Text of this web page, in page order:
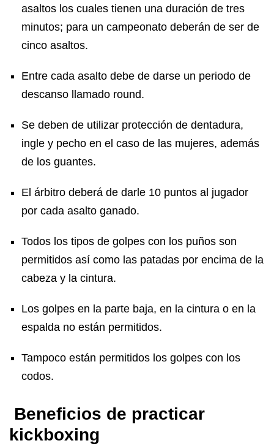
asaltos los cuales tienen una duración de tres
minutos; para un campeonato deberán de ser de
cinco asaltos.
Entre cada asalto debe de darse un periodo de
descanso llamado round.
Se deben de utilizar protección de dentadura,
ingle y pecho en el caso de las mujeres, además
de los guantes.
El árbitro deberá de darle 10 puntos al jugador
por cada asalto ganado.
Todos los tipos de golpes con los puños son
permitidos así como las patadas por encima de la
cabeza y la cintura.
Los golpes en la parte baja, en la cintura o en la
espalda no están permitidos.
Tampoco están permitidos los golpes con los
codos.
Beneficios de practicar
kickboxing